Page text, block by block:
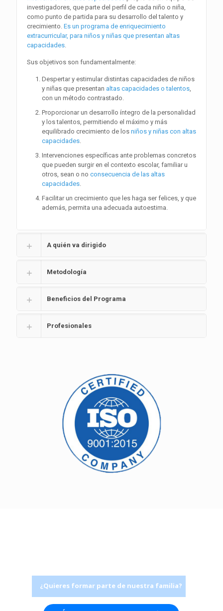
investigadores, que parte del perfil de cada niño o niña,
como punto de partida para su desarrollo del talento y
crecimiento. Es un programa de enriquecimiento
extracurricular, para niños y niñas que presentan altas
capacidades.
Sus objetivos son fundamentalmente:
Despertar y estimular distintas capacidades de niños
y niñas que presentan altas capacidades o talentos,
con un método contrastado.
Proporcionar un desarrollo íntegro de la personalidad
y los talentos, permitiendo el máximo y más
equilibrado crecimiento de los niños y niñas con altas
capacidades.
Intervenciones específicas ante problemas concretos
que pueden surgir en el contexto escolar, familiar u
otros, sean o no consecuencia de las altas
capacidades.
Facilitar un crecimiento que les haga ser felices, y que
además, permita una adecuada autoestima.
A quién va dirigido
Metodología
Beneficios del Programa
Profesionales
¿Quieres formar parte de nuestra familia?